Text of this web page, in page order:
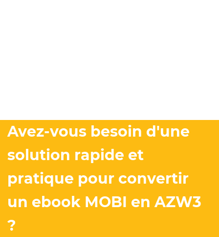
Avez-vous besoin d'une
solution rapide et
pratique pour convertir
un ebook MOBI en AZW3
?